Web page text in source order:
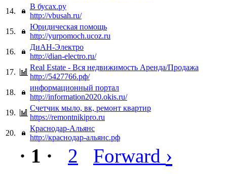
14.
В бусах.ру
http://vbusah.ru/
15.
Юридическая помощь
http://yurpomoch.ucoz.ru
16.
ДиАН-Электро
http://dian-electro.ru/
17.
Real Estate - Вся недвижимость Аренда/Продажа
http://5427766.рф/
18.
информационный портал
http://information2020.okis.ru/
19.
Счетчик мыло, вк, ремонт квартир
https://remontnikipro.ru
20.
Краснодар-Альянс
http://краснодар-альянс.рф
· 1 · 2 Forward ›